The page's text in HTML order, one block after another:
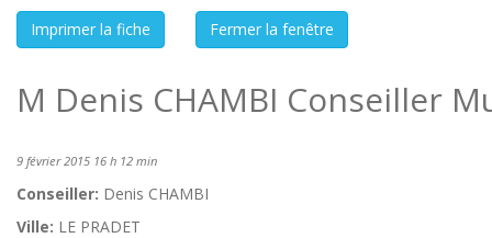
M Denis CHAMBI Conseiller
9 février 2015 16 h 12 min
Conseiller: Denis CHAMBI
Ville: LE PRADET